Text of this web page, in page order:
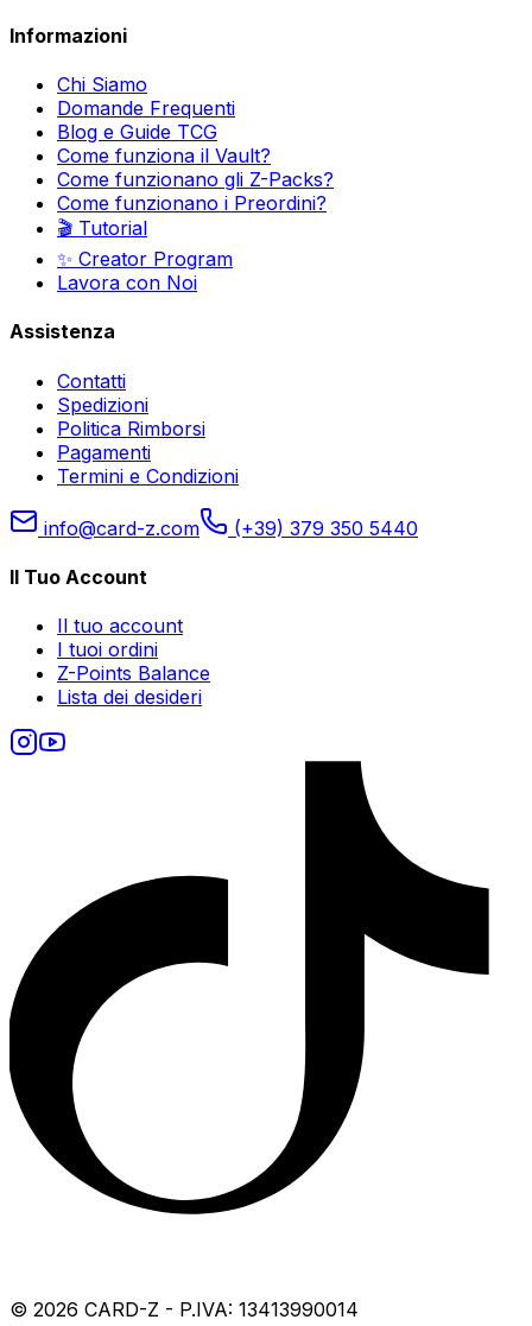
Informazioni
Chi Siamo
Domande Frequenti
Blog e Guide TCG
Come funziona il Vault?
Come funzionano gli Z-Packs?
Come funzionano i Preordini?
🎬 Tutorial
✨ Creator Program
Lavora con Noi
Assistenza
Contatti
Spedizioni
Politica Rimborsi
Pagamenti
Termini e Condizioni
info@card-z.com (+39) 379 350 5440
Il Tuo Account
Il tuo account
I tuoi ordini
Z-Points Balance
Lista dei desideri
© 2026 CARD-Z - P.IVA: 13413990014